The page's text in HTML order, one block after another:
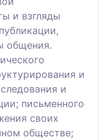
и взгляды
общения.
и
и
письменного
своих
обществе;